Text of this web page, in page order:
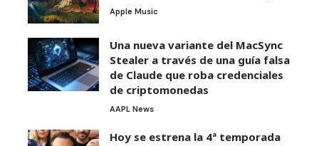
Apple Music
Una nueva variante del MacSync
Stealer a través de una guía falsa
de Claude que roba credenciales
de criptomonedas
AAPL News
Hoy se estrena la 4ª temporada